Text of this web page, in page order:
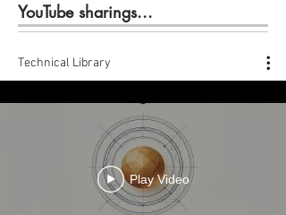
YouTube sharings...
Technical Library
Play Video